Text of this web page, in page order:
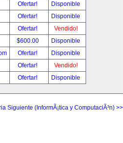
Ofertar!
Disponible
Ofertar!
Disponible
Ofertar!
Vendido!
$600.00
Disponible
Ofertar!
Disponible
Ofertar!
Vendido!
Ofertar! Disponible
Siguiente (InformÃ¡tica y ComputaciÃ³n) >>